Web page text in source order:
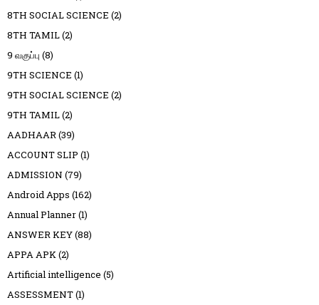
8TH SOCIAL SCIENCE (2)
8TH TAMIL(2)
9 வகுப்பு (8)
9TH SCIENCE (1)
9TH SOCIAL SCIENCE (2)
9TH TAMIL(2)
AADHAAR(39)
ACCOUNT SLIP (1)
ADMISSION (79)
Android Apps (162)
Annual Planner(1)
ANSWER KEY(88)
APPA APK(2)
Artificial intelligence (5)
ASSESSMENT(1)